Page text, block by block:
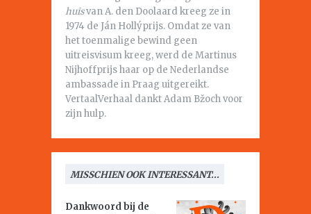
huisvan A. den Doolaard kreeg ze in
1974 de Ján Hollýprijs. Omdat ze van
het toenmalige bewind geen
uitreisvisum kreeg, werd de Martinus
Nijhoffprijs haar op de Nederlandse
ambassade in Praag uitgereikt.
VertaalVerhaal dankt Adam Bžoch voor
zijn hulp.
MISSCHIEN OOK INTERESSANT...
Dankwoord bij de